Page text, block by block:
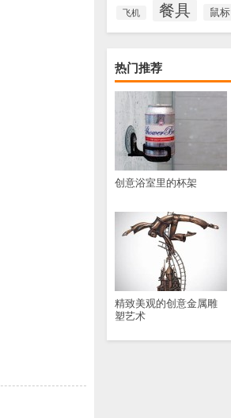
飞机 餐具 鼠标
热门推荐
创意浴室里的杯架
精致美观的创意金属雕
塑艺术